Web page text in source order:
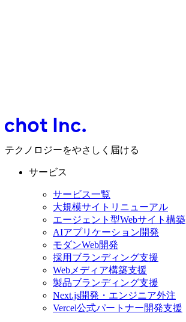
テクノロジーをやさしく届ける
サービス
サービス一覧
大規模サイトリニューアル
エージェント型Webサイト構築
AIアプリケーション開発
モダンWeb開発
採用ブランディング支援
Webメディア構築支援
製品ブランディング支援
Next.js開発・エンジニア外注
Vercel公式パートナー開発支援